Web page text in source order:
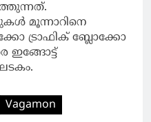
മൂന്നാറിനെ
ട്രാഫിക് ബ്ലോക്കോ
ഇങ്ങോട്ട്
Vagamon